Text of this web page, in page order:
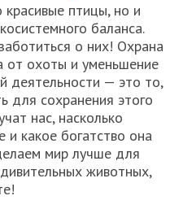
птицы, но и
баланса.
о них! Охрана
от охоты и уменьшение
деятельности — это то,
для сохранения этого
нас, насколько
и какое богатство она
мир лучше для
животных,